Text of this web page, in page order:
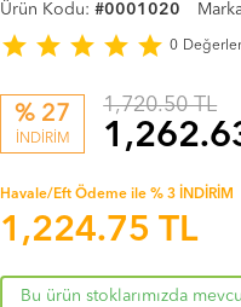
Ürün Kodu:#0001020
star star star star star 0
% 27
İNDİRİM
1,720.50 TL
Havale/Eft Ödeme ile % 3 İNDİRİM
1,224.75 TL
Bu ürün stoklarımızda